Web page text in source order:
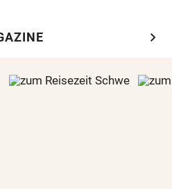
chevron_right